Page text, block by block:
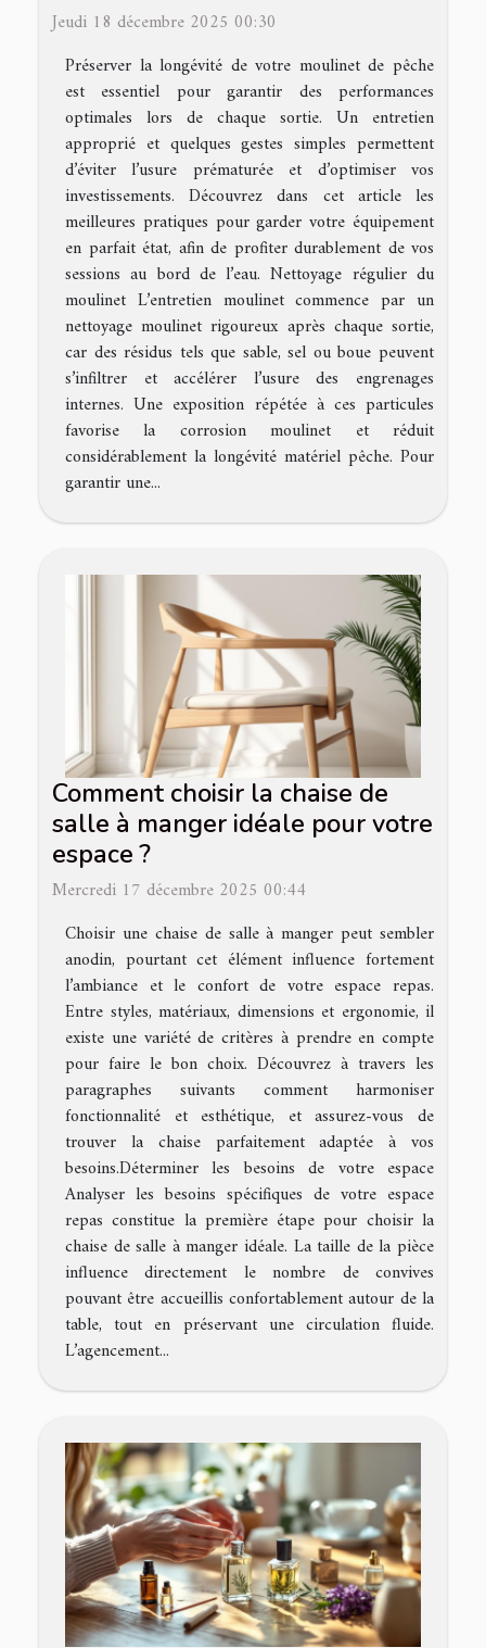
Jeudi 18 décembre 2025 00:30
Préserver la longévité de votre moulinet de pêche
est essentiel pour garantir des performances
optimales lors de chaque sortie. Un entretien
approprié et quelques gestes simples permettent
d’éviter l’usure prématurée et d’optimiser vos
investissements. Découvrez dans cet article les
meilleures pratiques pour garder votre équipement
en parfait état, afin de profiter durablement de vos
sessions au bord de l’eau. Nettoyage régulier du
moulinet L’entretien moulinet commence par un
nettoyage moulinet rigoureux après chaque sortie,
car des résidus tels que sable, sel ou boue peuvent
s’infiltrer et accélérer l’usure des engrenages
internes. Une exposition répétée à ces particules
favorise la corrosion moulinet et réduit
considérablement la longévité matériel pêche. Pour
garantir une...
Comment choisir la chaise de
salle à manger idéale pour votre
espace ?
Mercredi 17 décembre 2025 00:44
Choisir une chaise de salle à manger peut sembler
anodin, pourtant cet élément influence fortement
l’ambiance et le confort de votre espace repas.
Entre styles, matériaux, dimensions et ergonomie, il
existe une variété de critères à prendre en compte
pour faire le bon choix. Découvrez à travers les
paragraphes suivants comment harmoniser
fonctionnalité et esthétique, et assurez-vous de
trouver la chaise parfaitement adaptée à vos
besoins.Déterminer les besoins de votre espace
Analyser les besoins spécifiques de votre espace
repas constitue la première étape pour choisir la
chaise de salle à manger idéale. La taille de la pièce
influence directement le nombre de convives
pouvant être accueillis confortablement autour de la
table, tout en préservant une circulation fluide.
L’agencement...